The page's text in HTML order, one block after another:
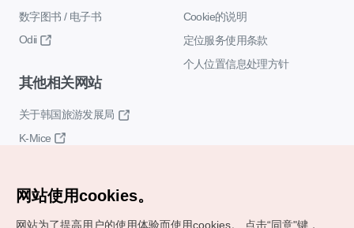
数字图书 / 电子书
Odii
Cookie的说明
定位服务使用条款
个人位置信息处理方针
其他相关网站
关于韩国旅游发展局
K-Mice
网站使用cookies。
网站为了提高用户的使用体验而使用cookies。 点击“同意"键，